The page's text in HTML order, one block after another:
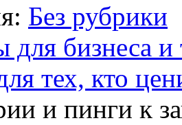
Без рубрики
для бизнеса и
тех, кто
и пинги к